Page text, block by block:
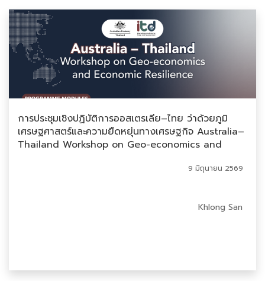
การประชุมเชิงปฏิบัติการออสเตรเลีย–ไทย ว่าด้วยภูมิ
เศรษฐศาสตร์และความยืดหยุ่นทางเศรษฐกิจ Australia–
Thailand Workshop on Geo-economics and
Khlong San
9 มิถุนายน 2569